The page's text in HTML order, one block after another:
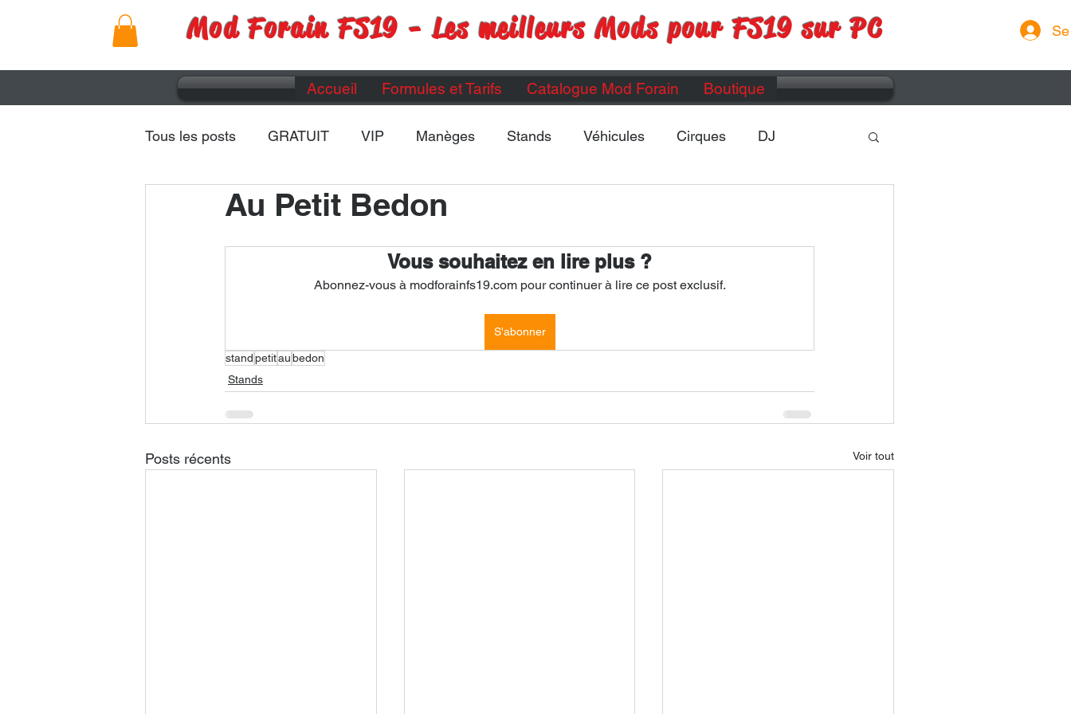
Mod Forain FS19 - Les meilleurs Mods pour FS19 sur PC
Accueil Formules et Tarifs Catalogue Mod Forain Boutique
Tous les posts GRATUIT VIP Manèges Stands Véhicules Cirques DJ
Remorques Caravanes Maps
Au Petit Bedon
Vous souhaitez en lire plus ?
Abonnez-vous à modforainfs19.com pour continuer à lire ce post exclusif.
S'abonner
standpetitaubedon
Stands
Posts récents Voir tout